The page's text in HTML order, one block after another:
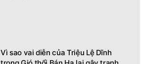
Vì sao vai diễn của Triệu Lệ Dĩnh